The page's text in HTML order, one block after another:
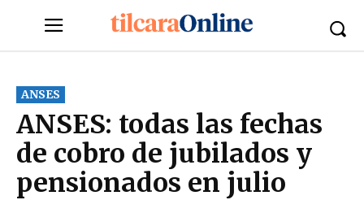
ANSES
ANSES: todas las fechas
de cobro de jubilados y
pensionados en julio